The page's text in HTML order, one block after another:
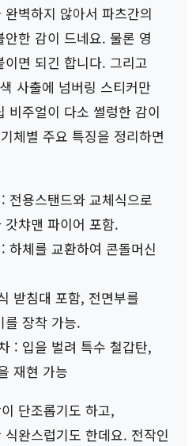
벽하지 않아서 파츠간의
한 감이 드네요. 물론 영
면 되긴 합니다. 그리고
사출에 넘버링 스티커만
비주얼이 다소 썰렁한 감이
체별 주요 특징을 정리하면
전용스탠드와 교체식으로
챠맨 파이어 포함.
하체를 교환하여 콘돌머신
받침대 포함, 전면부를
를 장착 가능.
: 입을 벌려 특수 철갑탄,
재현 가능
단조롭기도 하고,
완스럽기도 한데요. 전작인